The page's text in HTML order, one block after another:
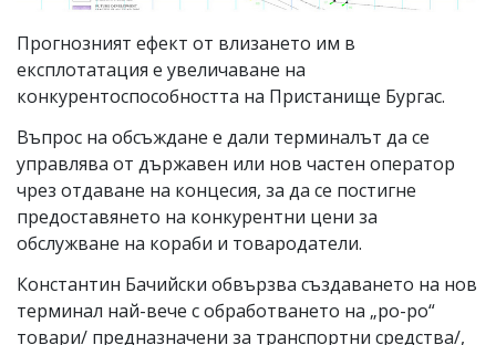
Прогнозният ефект от влизането им в
експлотатация е увеличаване на
конкурентоспособността на Пристанище Бургас.
Въпрос на обсъждане е дали терминалът да се
управлява от държавен или нов частен оператор
чрез отдаване на концесия, за да се постигне
предоставянето на конкурентни цени за
обслужване на кораби и товародатели.
Константин Бачийски обвързва създаването на нов
терминал най-вече с обработването на „ро-ро“
товари/ предназначени за транспортни средства/,